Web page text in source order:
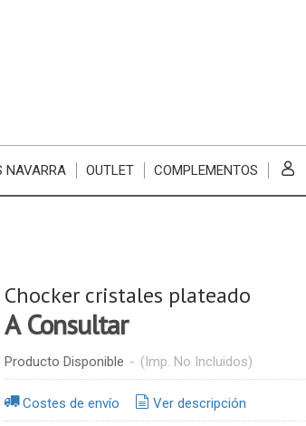
NAVARRA OUTLET COMPLEMENTOS
Chocker cristales plateado
A Consultar
Producto Disponible - (Imp. No Incluidos)
Costes de envío Ver descripción